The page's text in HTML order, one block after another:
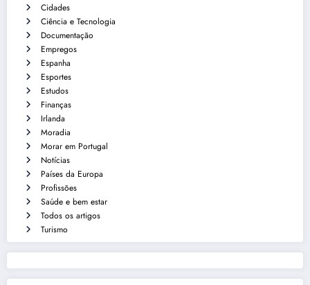
Cidades
Ciência e Tecnologia
Documentação
Empregos
Espanha
Esportes
Estudos
Finanças
Irlanda
Moradia
Morar em Portugal
Notícias
Países da Europa
Profissões
Saúde e bem estar
Todos os artigos
Turismo